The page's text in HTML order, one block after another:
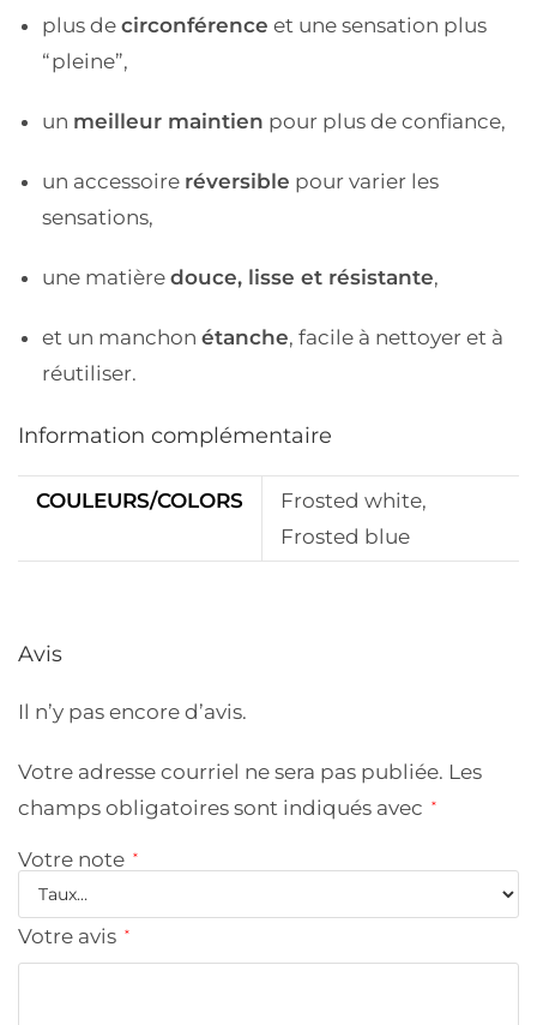
plus de circonférence et une sensation plus
“pleine”,
un meilleur maintien pour plus de confiance,
un accessoire réversible pour varier les
sensations,
une matière douce, lisse et résistante,
et un manchon étanche, facile à nettoyer et à
réutiliser.
Information complémentaire
COULEURS/COLORS
Frosted white,
Frosted blue
Avis
Il n’y pas encore d’avis.
Votre adresse courriel ne sera pas publiée. Les
champs obligatoires sont indiqués avec
*
Votre note *
Votre avis *